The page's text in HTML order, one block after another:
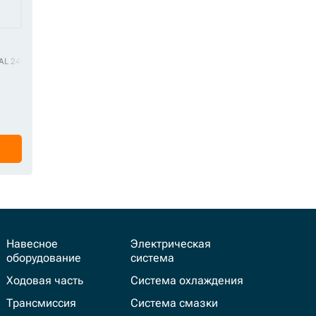
405896400
24071
Навесное
оборудование
Ходовая часть
Трансмиссия
Электрическая
система
Система охлаждения
Система смазки